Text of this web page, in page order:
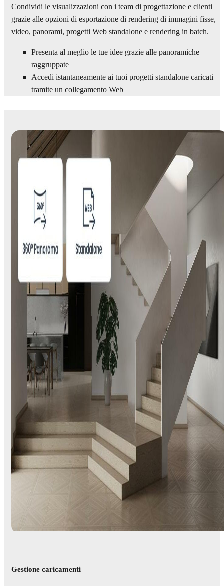
Condividi le visualizzazioni con i team di progettazione e clienti
grazie alle opzioni di esportazione di rendering di immagini fisse,
video, panorami, progetti Web standalone e rendering in batch.
Presenta al meglio le tue idee grazie alle panoramiche
raggruppate
Accedi istantaneamente ai tuoi progetti standalone caricati
tramite un collegamento Web
Gestione caricamenti